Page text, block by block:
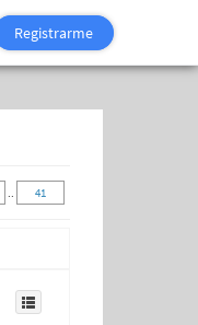
Registrarme
.. 41